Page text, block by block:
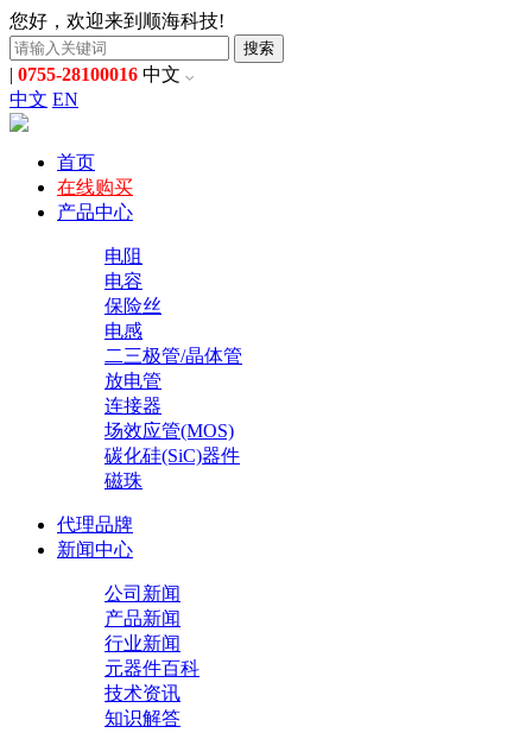
您好，欢迎来到顺海科技!
搜索
| 0755-28100016 中文
中文 EN
首页
在线购买
产品中心
电阻
电容
保险丝
电感
二三极管/晶体管
放电管
连接器
场效应管(MOS)
碳化硅(SiC)器件
磁珠
代理品牌
新闻中心
公司新闻
产品新闻
行业新闻
元器件百科
技术资讯
知识解答